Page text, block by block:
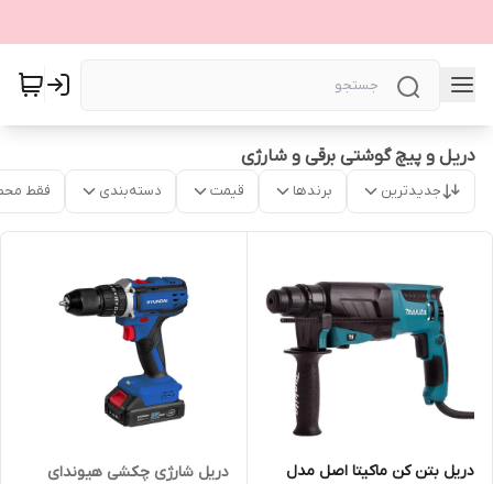
دریل و پیچ گوشتی برقی و شارژی
جدیدترین برندها قیمت دسته‌بندی فقط
دریل بتن کن ماکیتا اصل مدل
دریل شارژی چکشی هیوندای